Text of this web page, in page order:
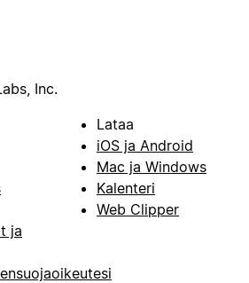
Inc.
ja
Lataa
iOS ja Android
Mac ja Windows
Kalenteri
Web Clipper